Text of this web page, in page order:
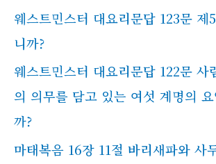
웨스트민스터 대요리문답 123문 제
니까?
웨스트민스터 대요리문답 122문 사
의 의무를 담고 있는 여섯 계명의
까?
마태복음 16장 11절 바리새파와 사